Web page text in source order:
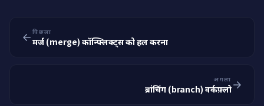
पिछला
मर्ज (merge) कॉन्फ्लिक्ट्स को हल करना
अगला
ब्रांचिंग (branch) वर्कफ़्लो